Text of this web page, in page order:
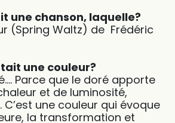
une chanson, laquelle?
(Spring Waltz) de Frédéric
une couleur?
Parce que le doré apporte
et de luminosité,
une couleur qui évoque
la transformation et